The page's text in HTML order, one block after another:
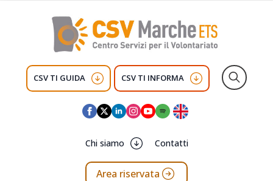
CSV TI GUIDA CSV TI INFORMA
Chi siamo Contatti
Area riservata